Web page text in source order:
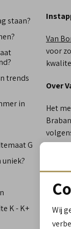
staan?
trends
in
G
uniek?
K - K+
Van
voor
Over
Het
zeker
Van
Wij